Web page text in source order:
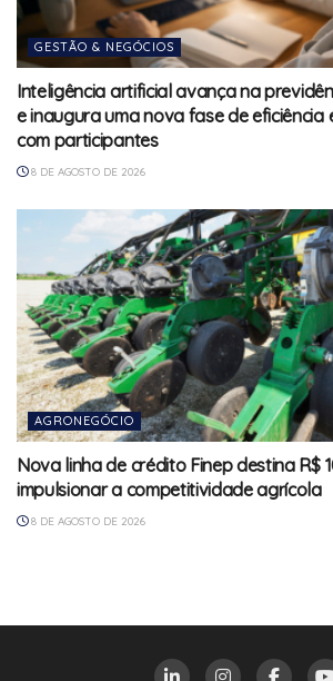
GESTÃO & NEGÓCIOS
Inteligência artificial avança na
e inaugura uma nova fase de eficiência
com participantes
8 DE AGOSTO DE 2026
AGRONEGÓCIO
Nova linha de crédito Finep destina R$
impulsionar a competitividade agrícola
8 DE AGOSTO DE 2026